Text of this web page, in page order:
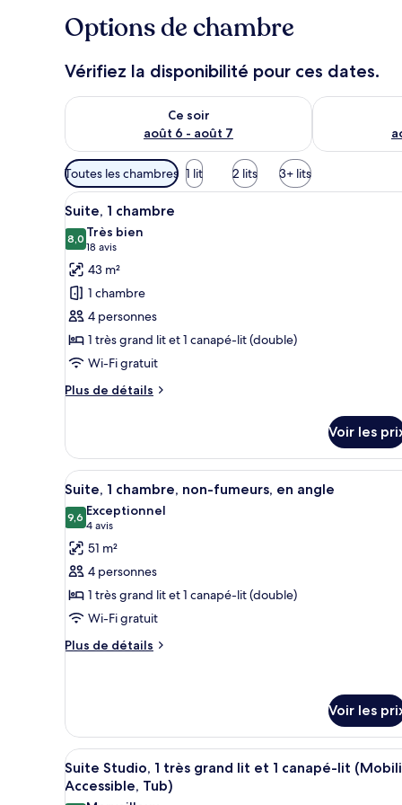
Options de chambre
Vérifiez la disponibilité pour ces dates.
Ce soir
août 6 - août 7
Vérifier la disponibilité pour ce soir août 6 - août 7
Vérifier la
Filtres
disponibles
pour
les
chambres
Toutes les chambres 1 lit 2 lits 3+ lits
Afficher
toutes
les
photos
pour
ce
type
de
chambre :
Suite,
Une chambre d’hôtel équipée
5
Suite, 1 chambre
8,08,0 sur 10
Très bien
18 avis
(18 avis)
43 m²
1 chambre
4 personnes
1 très grand lit et 1 canapé-lit (double)
Wi-Fi gratuit
Plus de détails
Plus
le
type
de
chambre
Suite,
chambre
Voir les
Afficher
toutes
les
photos
pour
ce
type
de
chambre :
non-
fumeurs,
en
angle
Une cuisine moderne dotée
5
Suite, 1 chambre, non-fumeurs, en angle
9,69,6 sur 10
Exceptionnel
4 avis
(4 avis)
51 m²
4 personnes
1 très grand lit et 1 canapé-lit (double)
Wi-Fi gratuit
Plus de détails
Plus
type
de
chambre
Suite,
1
Voir les
Afficher
toutes
les
Une chambre d’hôtel
5
Suite Studio, 1 très grand lit et 1 canapé-lit
Accessible, Tub)